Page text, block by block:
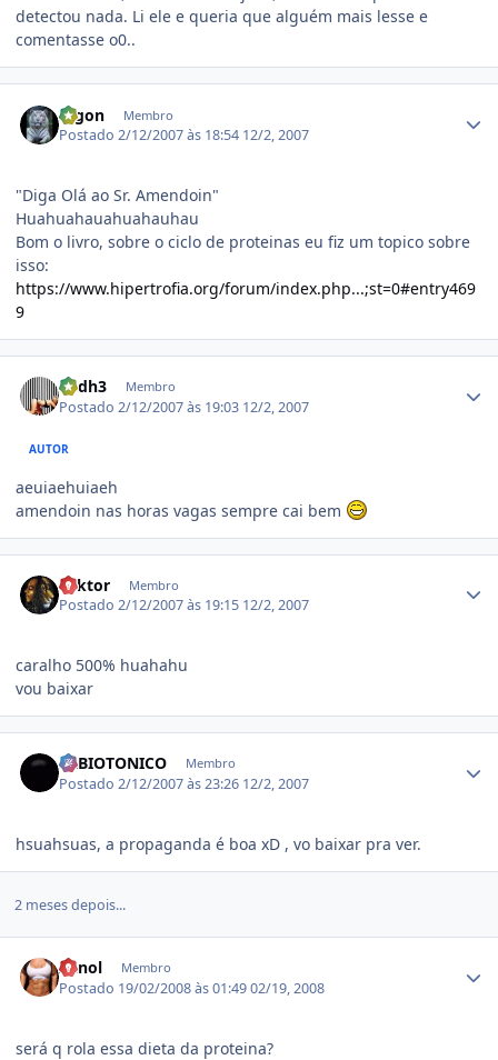
detectou nada. Li ele e queria que alguém mais lesse e
comentasse o0..
Digon Membro
Postado2/12/2007 às 18:54 12/2, 2007
"Diga Olá ao Sr. Amendoin"
Huahuahauahuahauhau
Bom o livro, sobre o ciclo de proteinas eu fiz um topico sobre
isso:
https://www.hipertrofia.org/forum/index.php...;st=0#entry469
9
andh3 Membro
Postado2/12/2007 às 19:03 12/2, 2007
AUTOR
aeuiaehuiaeh
amendoin nas horas vagas sempre cai bem
Lyktor Membro
Postado2/12/2007 às 19:15 12/2, 2007
caralho 500% huahahu
vou baixar
SRBIOTONICO Membro
Postado2/12/2007 às 23:26 12/2, 2007
hsuahsuas, a propaganda é boa xD , vo baixar pra ver.
2 meses depois...
Xanol Membro
Postado 19/02/2008 às 01:4902/19, 2008
será q rola essa dieta da proteina?